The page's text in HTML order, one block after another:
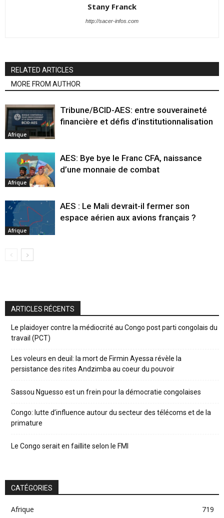
Stany Franck
http://sacer-infos.com
RELATED ARTICLES
MORE FROM AUTHOR
Afrique
Tribune/BCID-AES: entre souveraineté
financière et défis d’institutionnalisation
Afrique
AES: Bye bye le Franc CFA, naissance
d’une monnaie de combat
Afrique
AES : Le Mali devrait-il fermer son
espace aérien aux avions français ?
ARTICLES RÉCENTS
Le plaidoyer contre la médiocrité au Congo post parti congolais du
travail (PCT)
Les voleurs en deuil: la mort de Firmin Ayessa révèle la
persistance des rites Andzimba au coeur du pouvoir
Sassou Nguesso est un frein pour la démocratie congolaises
Congo: lutte d’influence autour du secteur des télécoms et de la
primature
Le Congo serait en faillite selon le FMI
CATÉGORIES
Afrique
719